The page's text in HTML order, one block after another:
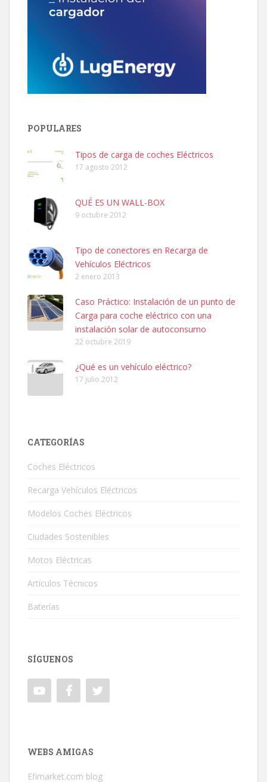
POPULARES
Tipos de carga de coches Eléctricos
17 agosto 2012
QUÉ ES UN WALL-BOX
9 octubre 2012
Tipo de conectores en Recarga de
Vehículos Eléctricos
2 enero 2013
Caso Práctico: Instalación de un punto de
Carga para coche eléctrico con una
instalación solar de autoconsumo
22 octubre 2019
¿Qué es un vehículo eléctrico?
17 julio 2012
CATEGORÍAS
Coches Eléctricos
Recarga Vehículos Eléctricos
Modelos Coches Eléctricos
Ciudades Sostenibles
Motos Eléctricas
Artículos Técnicos
Baterías
SÍGUENOS
WEBS AMIGAS
Efimarket.com blog